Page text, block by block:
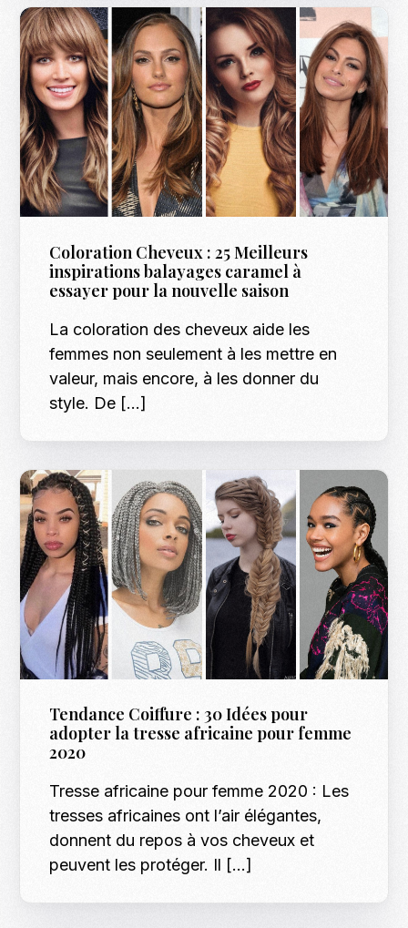
Coloration Cheveux : 25 Meilleurs
inspirations balayages caramel à
essayer pour la nouvelle saison
La coloration des cheveux aide les
femmes non seulement à les mettre en
valeur, mais encore, à les donner du
style. De […]
Tendance Coiffure : 30 Idées pour
adopter la tresse africaine pour femme
2020
Tresse africaine pour femme 2020 : Les
tresses africaines ont l’air élégantes,
donnent du repos à vos cheveux et
peuvent les protéger. Il […]